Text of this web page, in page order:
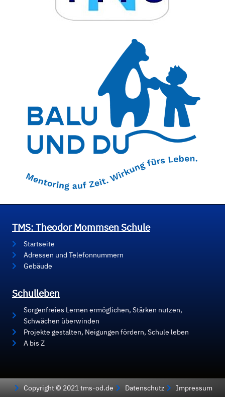
TMS: Theodor Mommsen Schule
Startseite
Adressen und Telefonnummern
Gebäude
Schulleben
Sorgenfreies Lernen ermöglichen, Stärken nutzen,
Schwächen überwinden
Projekte gestalten, Neigungen fördern, Schule leben
A bis Z
Copyright © 2021 tms-od.de Datenschutz Impressum